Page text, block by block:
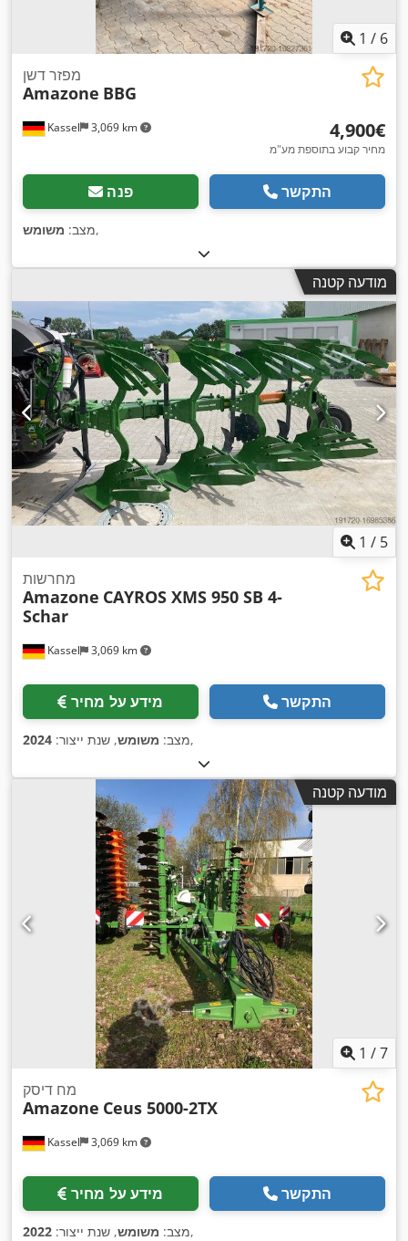
1 / 6
Kassel 3,069 km
מפזר דשן
Amazone BBG
‏4,900 ‏€
מחיר קבוע בתוספת מע"מ
פנה התקשר
מצב: משומש ,
מודעה קטנה
1 / 5
Kassel 3,069 km
מחרשות
Amazone CAYROS XMS 950 SB 4-
Schar
מידע על מחיר התקשר
מצב: משומש, שנת ייצור: 2024 ,
מודעה קטנה
1 /7
Kassel 3,069 km
מח דיסק
Amazone Ceus 5000-2TX
מידע על מחיר התקשר
מצב: משומש, שנת ייצור: 2022 ,